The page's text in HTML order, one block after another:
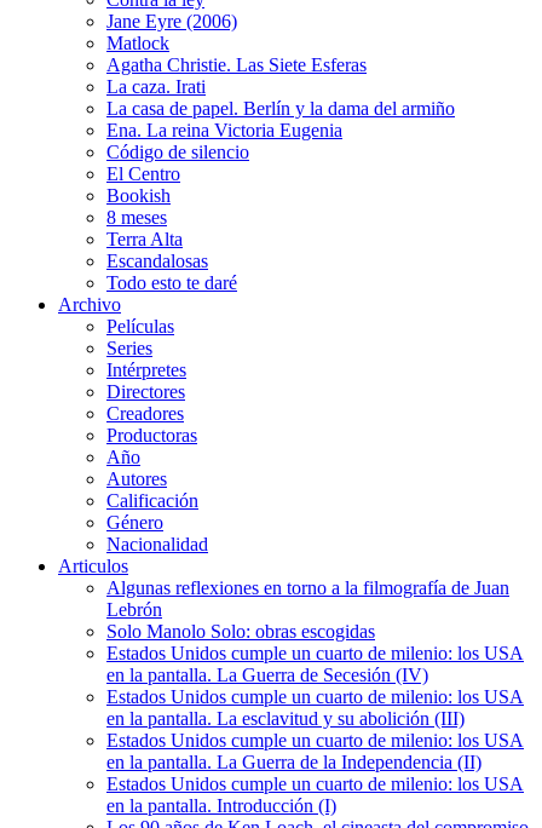
Jane Eyre (2006)
Matlock
Agatha Christie. Las Siete Esferas
La caza. Irati
La casa de papel. Berlín y la dama del armiño
Ena. La reina Victoria Eugenia
Código de silencio
El Centro
Bookish
8 meses
Terra Alta
Escandalosas
Todo esto te daré
Archivo
Películas
Series
Intérpretes
Directores
Creadores
Productoras
Año
Autores
Calificación
Género
Nacionalidad
Articulos
Algunas reflexiones en torno a la filmografía de Juan
Lebrón
Solo Manolo Solo: obras escogidas
Estados Unidos cumple un cuarto de milenio: los USA
en la pantalla. La Guerra de Secesión (IV)
Estados Unidos cumple un cuarto de milenio: los USA
en la pantalla. La esclavitud y su abolición (III)
Estados Unidos cumple un cuarto de milenio: los USA
en la pantalla. La Guerra de la Independencia (II)
Estados Unidos cumple un cuarto de milenio: los USA
en la pantalla. Introducción (I)